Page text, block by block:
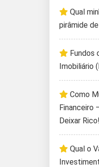
Qual
pirâmide
Fundos
Imobiliário
Como
Financeiro
Deixar Rico!
Qual o